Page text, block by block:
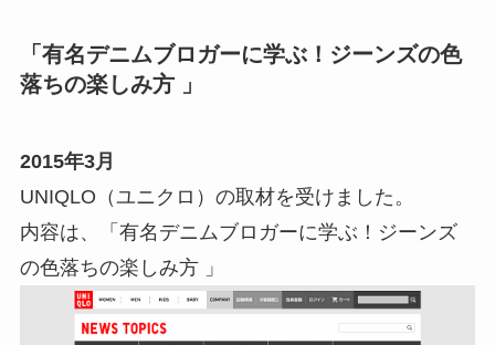
「有名デニムブロガーに学ぶ！ジーンズの色
落ちの楽しみ方 」
2015年3月
UNIQLO（ユニクロ）の取材を受けました。
内容は、「有名デニムブロガーに学ぶ！ジーンズ
の色落ちの楽しみ方 」